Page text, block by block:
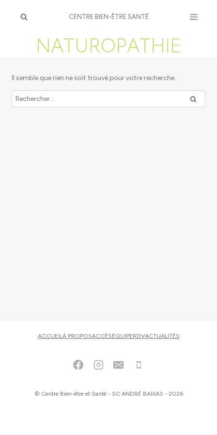
CENTRE BIEN-ÊTRE SANTÉ
NATUROPATHIE
Il semble que rien ne soit trouvé pour votre recherche.
Rechercher :
ACCUEILÀ PROPOSACCÈSÉQUIPERDVACTUALITÉS
© Centre Bien-être et Santé - SC ANDRÉ BAIXAS - 2026